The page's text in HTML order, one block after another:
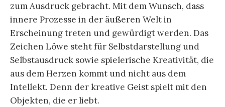
zum Ausdruck gebracht. Mit dem Wunsch, dass
innere Prozesse in der äußeren Welt in
Erscheinung treten und gewürdigt werden. Das
Zeichen Löwe steht für Selbstdarstellung und
Selbstausdruck sowie spielerische Kreativität, die
aus dem Herzen kommt und nicht aus dem
Intellekt. Denn der kreative Geist spielt mit den
Objekten, die er liebt.